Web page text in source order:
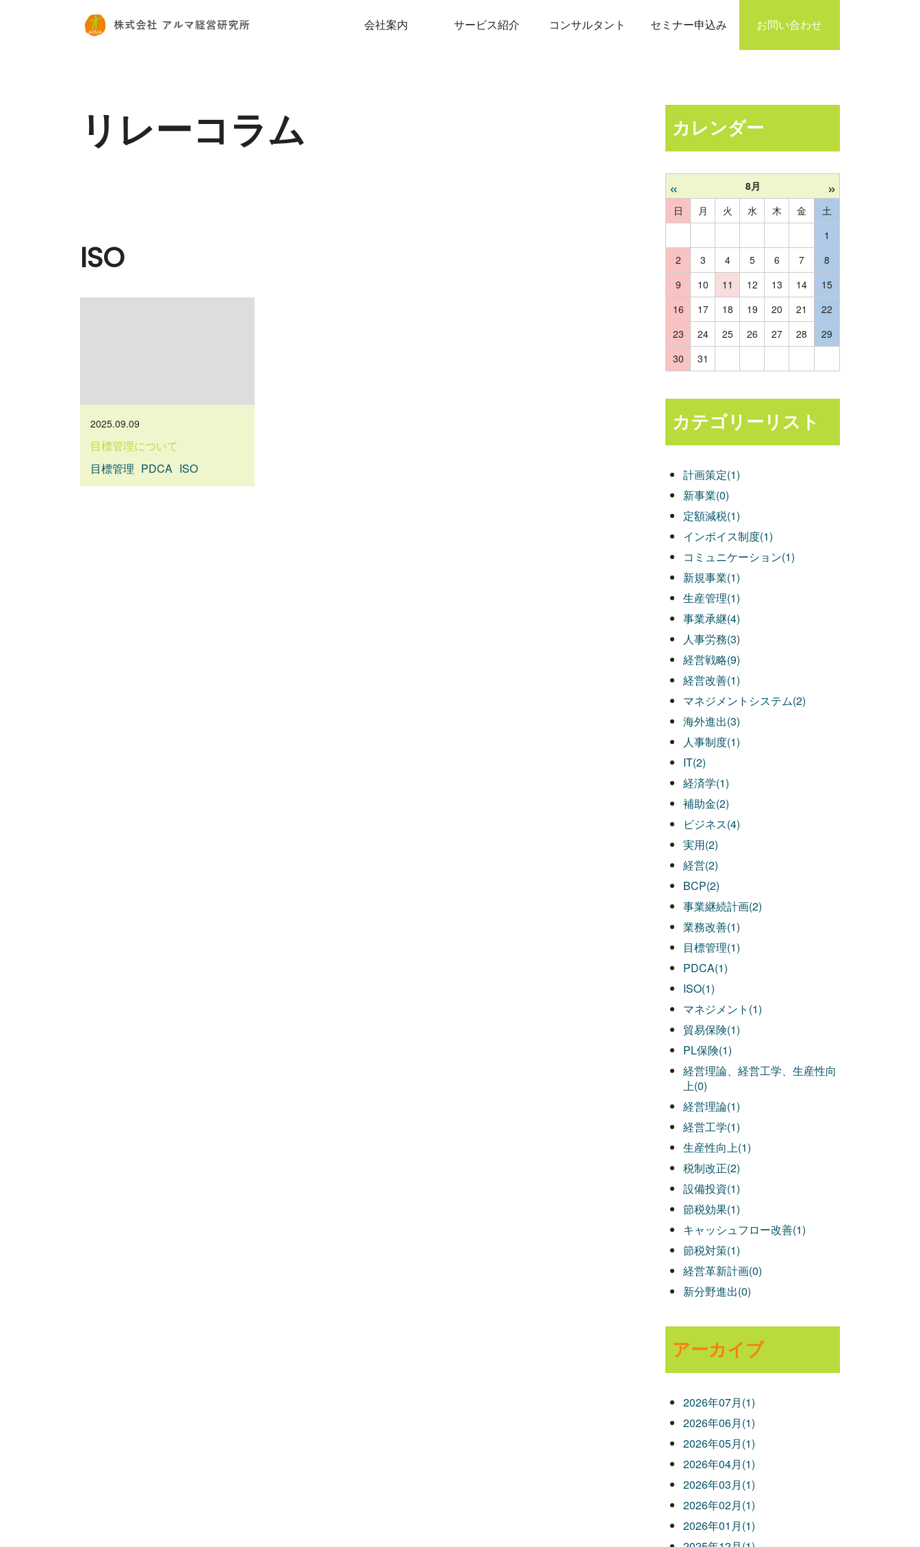
会社案内 サービス紹介 コンサルタント セミナー申込み お問い合わせ
リレーコラム
ISO
目標管理について
2025.09.09
目標管理 PDCA ISO
カレンダー
« 8月 »
日 月 火 水 木 金
土
1
2
3 4 5 6 7
8
9
10 11 12 13 14
15
16
17 18 19 20 21
22
23
24 25 26 27 28
29
30
31
カテゴリーリスト
計画策定(1)
新事業(0)
定額減税(1)
インボイス制度(1)
コミュニケーション(1)
新規事業(1)
生産管理(1)
事業承継(4)
人事労務(3)
経営戦略(9)
経営改善(1)
マネジメントシステム(2)
海外進出(3)
人事制度(1)
IT(2)
経済学(1)
補助金(2)
ビジネス(4)
実用(2)
経営(2)
BCP(2)
事業継続計画(2)
業務改善(1)
目標管理(1)
PDCA(1)
ISO(1)
マネジメント(1)
貿易保険(1)
PL保険(1)
経営理論、経営工学、生産性向
上(0)
経営理論(1)
経営工学(1)
生産性向上(1)
税制改正(2)
設備投資(1)
節税効果(1)
キャッシュフロー改善(1)
節税対策(1)
経営革新計画(0)
新分野進出(0)
アーカイブ
2026年07月(1)
2026年06月(1)
2026年05月(1)
2026年04月(1)
2026年03月(1)
2026年02月(1)
2026年01月(1)